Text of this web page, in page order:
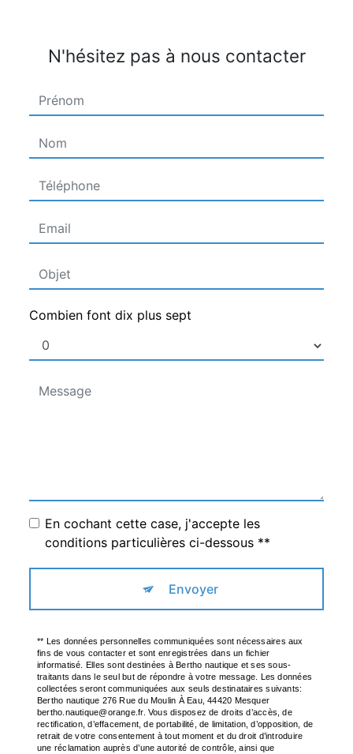
N'hésitez pas à nous contacter
Combien font dix plus sept
En cochant cette case, j'accepte les
conditions particulières ci-dessous **
Envoyer
** Les données personnelles communiquées sont nécessaires aux
fins de vous contacter et sont enregistrées dans un fichier
informatisé. Elles sont destinées à Bertho nautique et ses sous-
traitants dans le seul but de répondre à votre message. Les données
collectées seront communiquées aux seuls destinataires suivants:
Bertho nautique 276 Rue du Moulin À Eau, 44420 Mesquer
bertho.nautique@orange.fr. Vous disposez de droits d’accès, de
rectification, d’effacement, de portabilité, de limitation, d’opposition, de
retrait de votre consentement à tout moment et du droit d’introduire
une réclamation auprès d’une autorité de contrôle, ainsi que